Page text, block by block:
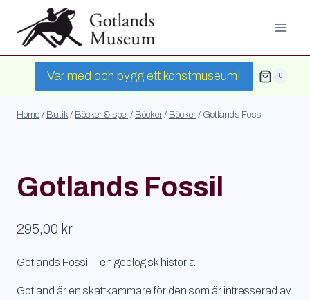
content
Var med och bygg ett konstmuseum! 0
Home / Butik / Böcker & spel / Böcker / Böcker / Gotlands Fossil
Gotlands Fossil
295,00 kr
Gotlands Fossil – en geologisk historia
Gotland är en skattkammare för den som är intresserad av